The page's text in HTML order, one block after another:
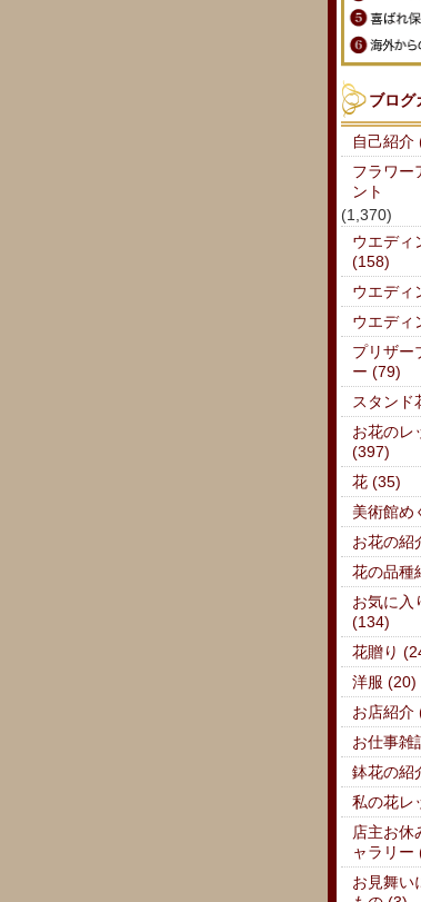
ブログ
自己紹介
フラワー
ント
(1,370)
ウエディ
(158)
ウエディ
ウエディ
プリザー
ー (79)
スタンド
お花のレ
(397)
花 (35)
美術館め
お花の紹
花の品種
お気に入
(134)
花贈り
洋服 (20)
お店紹介
お仕事雑
鉢花の紹
私の花レ
店主お休
ャラリー
お見舞い